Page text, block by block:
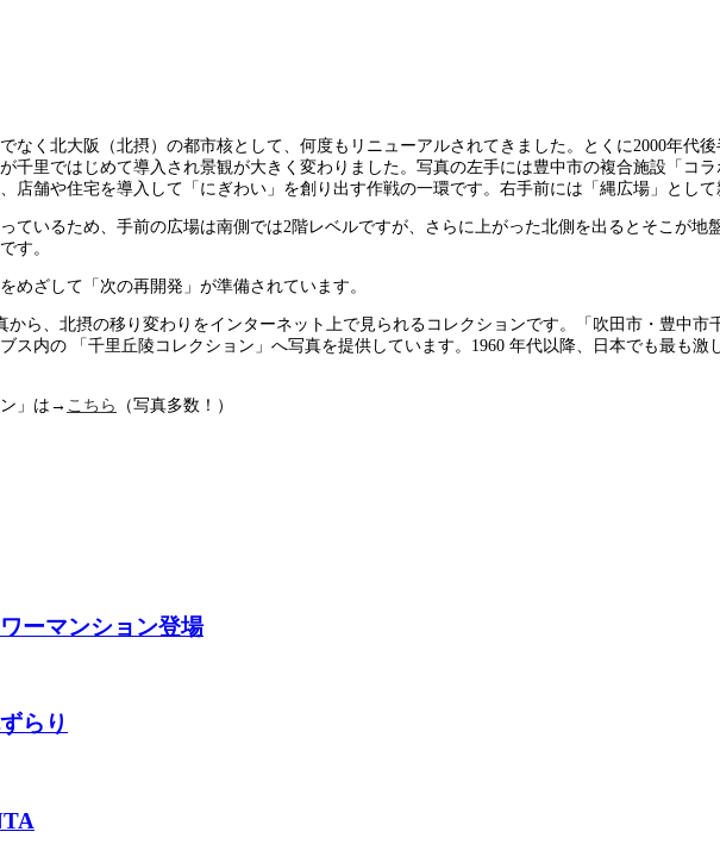
なく北大阪（北摂）の都市核として、何度もリニューアルされてきました。とくに2000年代
千里ではじめて導入され景観が大きく変わりました。写真の左手には豊中市の複合施設「コ
店舗や住宅を導入して「にぎわい」を創り出す作戦の一環です。右手前には「縄広場」とし
ているため、手前の広場は南側では2階レベルですが、さらに上がった北側を出るとそこが
す。
めざして「次の再開発」が準備されています。
から、北摂の移り変わりをインターネット上で見られるコレクションです。「吹田市・豊中
ス内の 「千里丘陵コレクション」へ写真を提供しています。1960 年代以降、日本でも最も
ン」は→ こちら
（写真多数！）
ーマンション登場
らり